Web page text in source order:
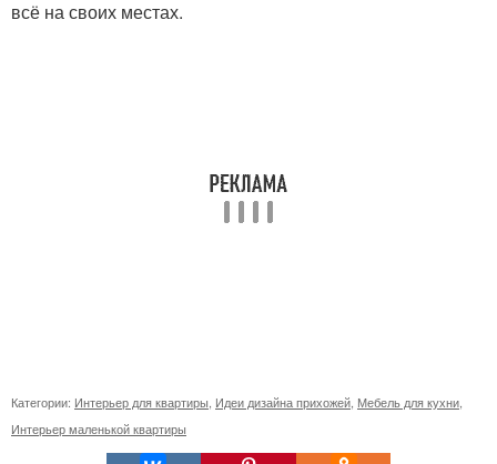
всё на своих местах.
Категории: Интерьер для квартиры, Идеи дизайна прихожей, Мебель для кухни,
Интерьер маленькой квартиры